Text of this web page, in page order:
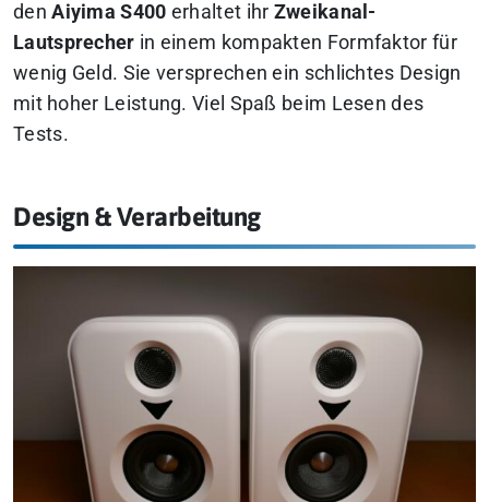
denAiyima S400 erhaltet ihr Zweikanal-
Lautsprecher in einem kompakten Formfaktor für
wenig Geld. Sie versprechen ein schlichtes Design
mit hoher Leistung. Viel Spaß beim Lesen des
Tests.
Design & Verarbeitung